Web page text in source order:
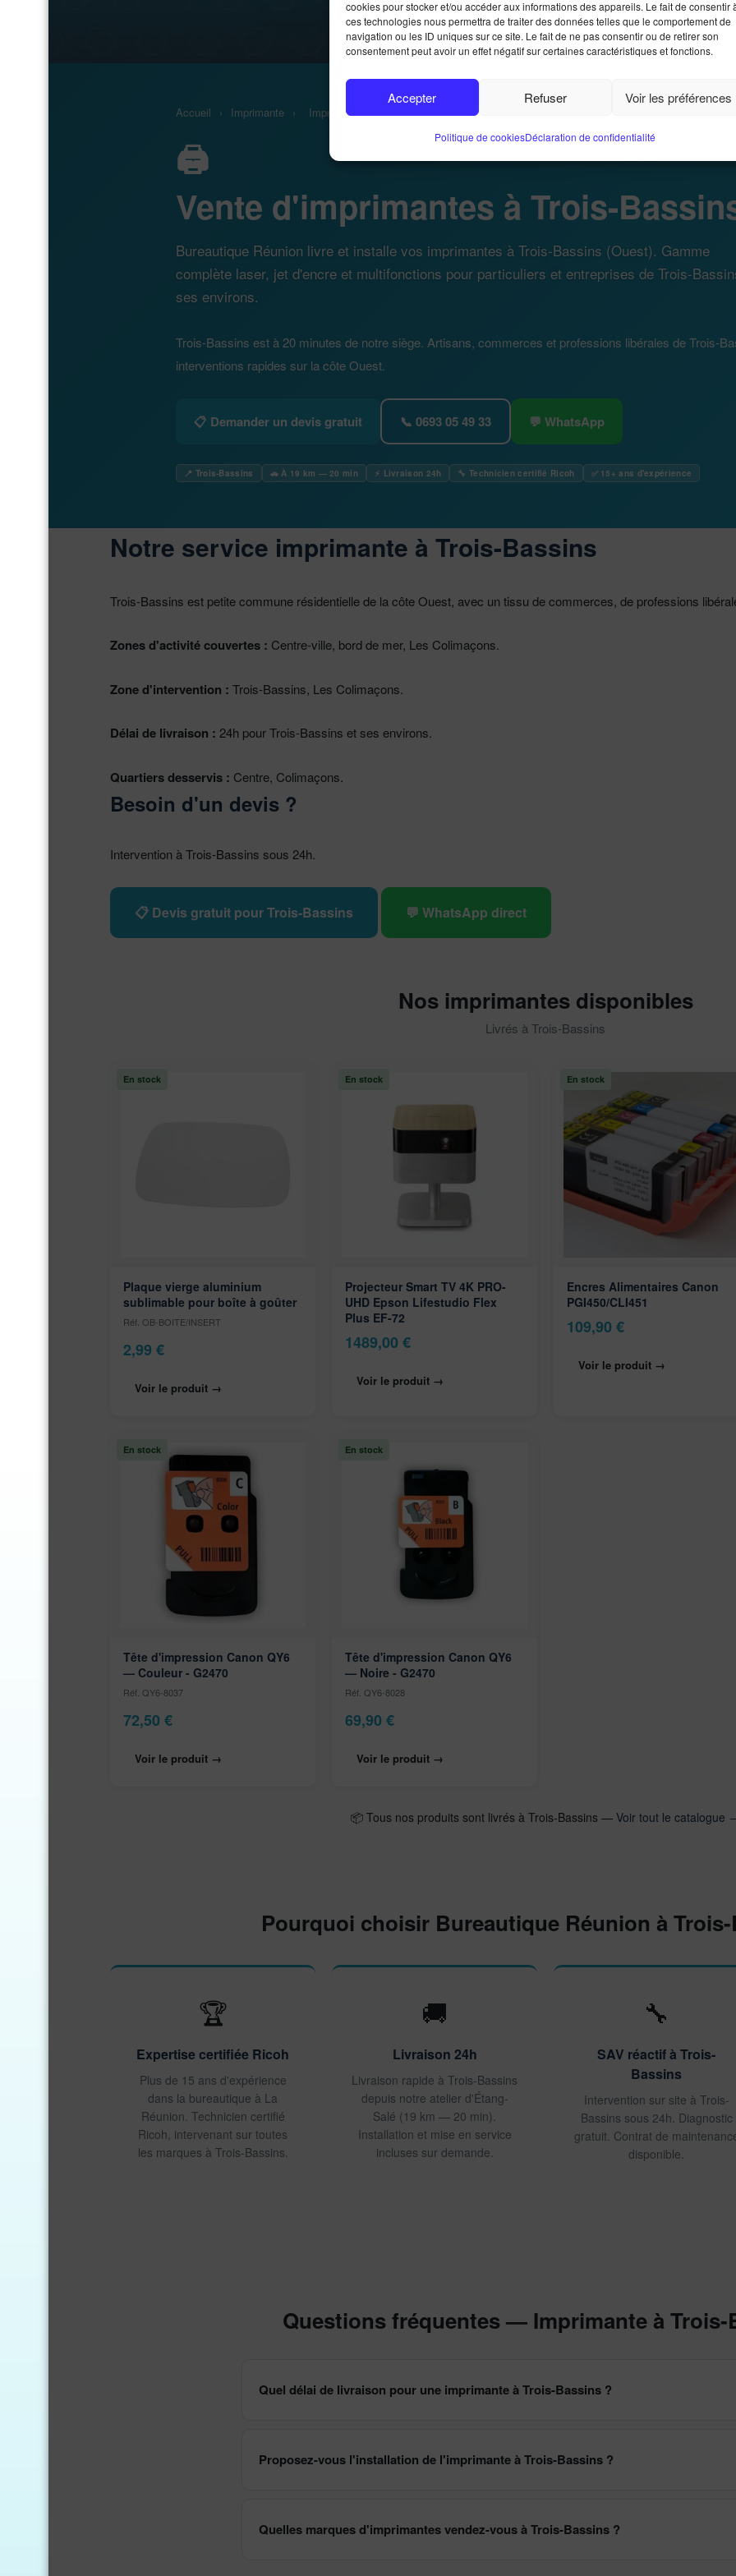
cookies pour stocker et/ou accéder aux informations des appareils. Le fait de consentir
ces technologies nous permettra de traiter des données telles que le comportement de
navigation ou les ID uniques sur ce site. Le fait de ne pas consentir ou de retirer son
consentement peut avoir un effet négatif sur certaines caractéristiques et fonctions.
Accepter Refuser Voir les préférences
Politique de cookiesDéclaration de confidentialité
Accueil › Imprimante › Imprimante Trois-Bassins
🖨️
Vente d'imprimantes à Trois-
Bureautique Réunion livre et installe vos imprimantes à Trois-Bassins (Ouest). Gamme
complète laser, jet d'encre et multifonctions pour particuliers et entreprises de Trois-
ses environs.
Trois-Bassins est à 20 minutes de notre siège. Artisans, commerces et professions libérales de Trois-
interventions rapides sur la côte Ouest.
📋 Demander un devis gratuit 📞 0693 05 49 33 💬 WhatsApp
📍 Trois-Bassins 🚗 À 19 km — 20 min ⚡ Livraison 24h 🔧 Technicien certifié Ricoh ✅ 15+ ans d'expérience
Notre service imprimante à Trois-Bassins
Trois-Bassins est petite commune résidentielle de la côte Ouest, avec un tissu de commerces, de professions
Zones d'activité couvertes : Centre-ville, bord de mer, Les Colimaçons.
Zone d'intervention : Trois-Bassins, Les Colimaçons.
Délai de livraison : 24h pour Trois-Bassins et ses environs.
Quartiers desservis : Centre, Colimaçons.
Besoin d'un devis ?
Intervention à Trois-Bassins sous 24h.
📋 Devis gratuit pour Trois-Bassins 💬 WhatsApp direct
Nos imprimantes disponibles
Livrés à Trois-Bassins
En stock
Plaque vierge aluminium
sublimable pour boîte à goûter
Réf. OB-BOITE/INSERT
2,99 €
Voir le produit →
En stock
Projecteur Smart TV 4K PRO-
UHD Epson Lifestudio Flex
Plus EF-72
1489,00 €
Voir le produit →
En stock
Encres Alimentaires Canon
PGI450/CLI451
109,90 €
Voir le produit →
En stock
Tête d'impression Canon QY6
— Couleur - G2470
Réf. QY6-8037
72,50 €
Voir le produit →
En stock
Tête d'impression Canon QY6
— Noire - G2470
Réf. QY6-8028
69,90 €
Voir le produit →
📦 Tous nos produits sont livrés à Trois-Bassins — Voir tout le catalogue
Pourquoi choisir Bureautique Réunion à
🏆
Expertise certifiée Ricoh
Plus de 15 ans d'expérience
dans la bureautique à La
Réunion. Technicien certifié
Ricoh, intervenant sur toutes
les marques à Trois-Bassins.
🚚
Livraison 24h
Livraison rapide à Trois-Bassins
depuis notre atelier d'Étang-
Salé (19 km — 20 min).
Installation et mise en service
incluses sur demande.
🔧
SAV réactif à Trois-
Bassins
Intervention sur site à Trois-
Bassins sous 24h. Diagnostic
gratuit. Contrat de
disponible.
Questions fréquentes — Imprimante à Trois-
Quel délai de livraison pour une imprimante à Trois-Bassins ?
Proposez-vous l'installation de l'imprimante à Trois-Bassins ?
Quelles marques d'imprimantes vendez-vous à Trois-Bassins ?